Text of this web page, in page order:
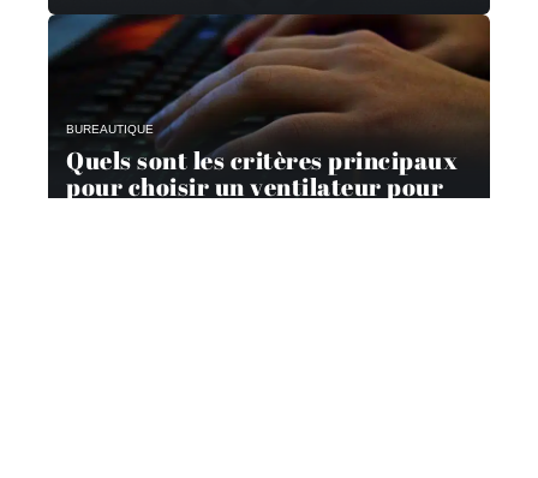
BUREAUTIQUE
Quels sont les critères principaux
pour choisir un ventilateur pour